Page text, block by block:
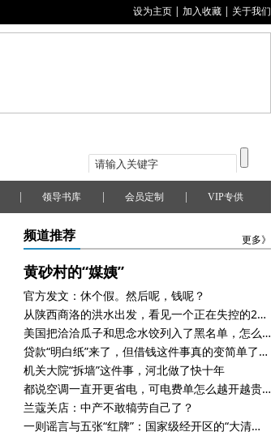
设为主页 | 加入收藏 | 关于我们
领导书库 会员定制 VIP专供
频道推荐 更多》
黄砂村的“媒姨”
官方发文：休个假。然后呢，钱呢？
从陕西商洛的洪水出发，看见一个正在失控的2026年
美国把洽洽瓜子和思念水饺列入了黑名单，怎么回事？
贷款“明白纸”来了，但借钱这件事真的变简单了吗？
机关大院“拆墙”这件事，河北做了快十年
都说空调一直开更省电，可电费单怎么越开越贵？
兰蔻关店：中产不敢犒劳自己了？
一则谣言与五张“红牌”：国家级经开区的“大清算”时刻